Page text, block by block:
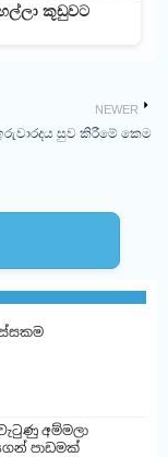
කූඩුවට
NEWER
සුව කිරීමේ කෙම
අම්මලා
පාඩමක්